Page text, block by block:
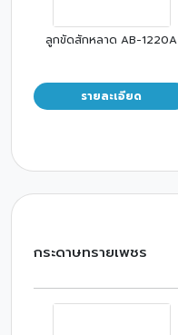
ลูกขัดสักหลาด AB-1220A
รายละเอียด
กระดาษทรายเพชร